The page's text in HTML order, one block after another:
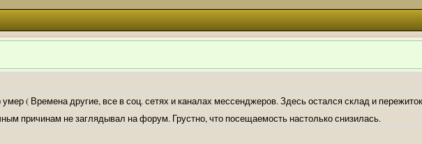
( Времена другие, все в соц. сетях и каналах мессенджеров. Здесь остался склад и
причинам не заглядывал на форум. Грустно, что посещаемость настолько снизилась.